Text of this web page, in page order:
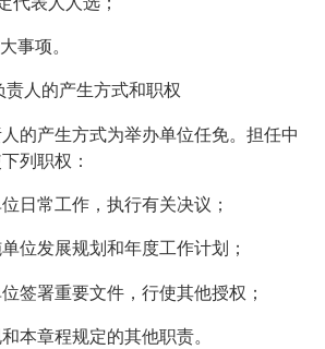
项。
人的产生方式和职权
产生方式为举办单位任免。担任中
列职权：
常工作，执行有关决议；
发展规划和年度工作计划；
署重要文件，行使其他授权；
章程规定的其他职责。